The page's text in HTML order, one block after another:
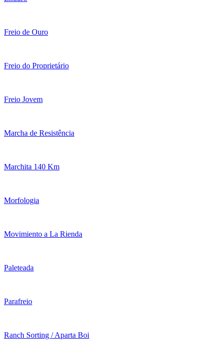
Freio de Ouro
Freio do Proprietário
Freio Jovem
Marcha de Resistência
Marchita 140 Km
Morfologia
Movimiento a La Rienda
Paleteada
Parafreio
Ranch Sorting / Aparta Boi